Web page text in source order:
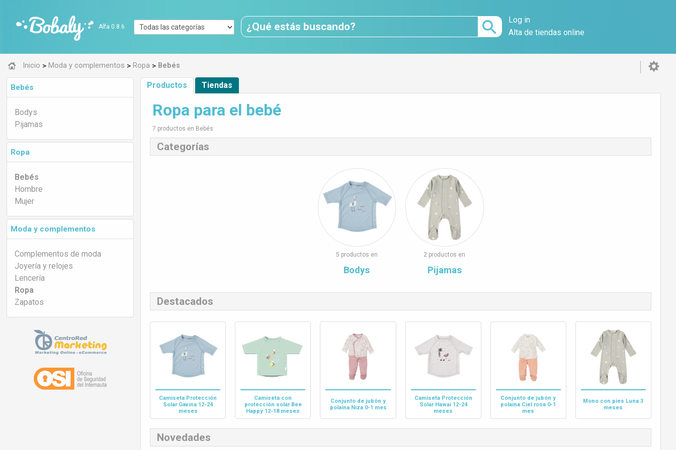
Alfa 0.8.6
Log in
Alta de tiendas online
Inicio > Moda y complementos > Ropa > Bebés
Bebés
Bodys
Pijamas
Ropa
Bebés
Hombre
Mujer
Moda y complementos
Complementos de moda
Joyería y relojes
Lencería
Ropa
Zapatos
Productos Tiendas
Ropa para el bebé
7 productos en Bebés
Categorías
5 productos en
Bodys
2 productos en
Pijamas
Destacados
Camiseta Protección
Solar Gavina 12-24
meses
Camiseta con
protección solar Bee
Happy 12-18 meses
Conjunto de jubón y
polaina Niza 0-1 mes
Camiseta Protección
Solar Hawai 12-24
meses
Conjunto de jubón y
polaina Ciel rosa 0-1
mes
Mono con pies Luna 3
meses
Novedades